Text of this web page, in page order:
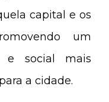
capital e os
um
e social mais
a cidade.